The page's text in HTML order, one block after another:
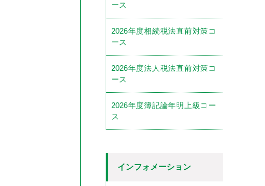
ース
2026年度相続税法直前対策コ
ース
2026年度法人税法直前対策コ
ース
2026年度簿記論年明上級コー
ス
インフォメーション